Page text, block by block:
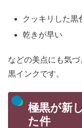
クッキリした黒
乾きが早い
などの美点にも気づ
黒インクです。
極黒が新
た件